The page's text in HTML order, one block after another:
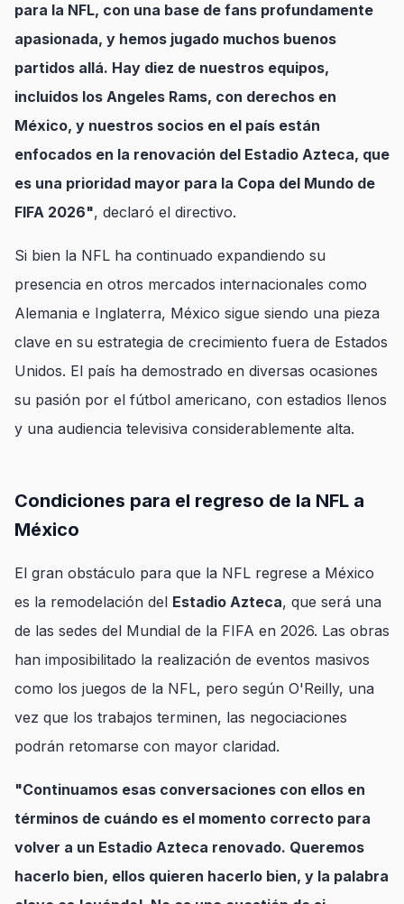
para la NFL, con una base de fans profundamente
apasionada, y hemos jugado muchos buenos
partidos allá. Hay diez de nuestros equipos,
incluidos los Angeles Rams, con derechos en
México, y nuestros socios en el país están
enfocados en la renovación del Estadio Azteca, que
es una prioridad mayor para la Copa del Mundo de
FIFA 2026", declaró el directivo.
Si bien la NFL ha continuado expandiendo su
presencia en otros mercados internacionales como
Alemania e Inglaterra, México sigue siendo una pieza
clave en su estrategia de crecimiento fuera de Estados
Unidos. El país ha demostrado en diversas ocasiones
su pasión por el fútbol americano, con estadios llenos
y una audiencia televisiva considerablemente alta.
Condiciones para el regreso de la NFL a
México
El gran obstáculo para que la NFL regrese a México
es la remodelación del Estadio Azteca, que será una
de las sedes del Mundial de la FIFA en 2026. Las obras
han imposibilitado la realización de eventos masivos
como los juegos de la NFL, pero según O'Reilly, una
vez que los trabajos terminen, las negociaciones
podrán retomarse con mayor claridad.
"Continuamos esas conversaciones con ellos en
términos de cuándo es el momento correcto para
volver a un Estadio Azteca renovado. Queremos
hacerlo bien, ellos quieren hacerlo bien, y la palabra